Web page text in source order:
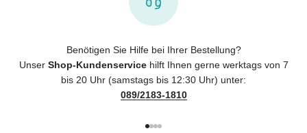
Benötigen Sie Hilfe bei Ihrer Bestellung?
Unser Shop-Kundenservicehilft Ihnen gerne werktags von 7
bis 20 Uhr (samstags bis 12:30 Uhr) unter:
089/2183-1810